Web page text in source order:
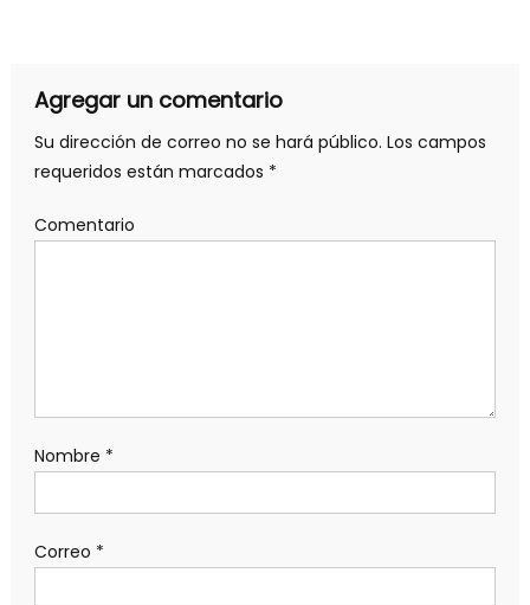
Agregar un comentario
Su dirección de correo no se hará público. Los campos
requeridos están marcados *
Comentario
Nombre *
Correo *